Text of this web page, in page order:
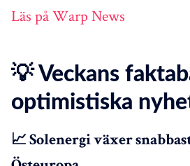
Läs på Warp News
💡 Veckans
optimistiska
📈 Solenergi växer